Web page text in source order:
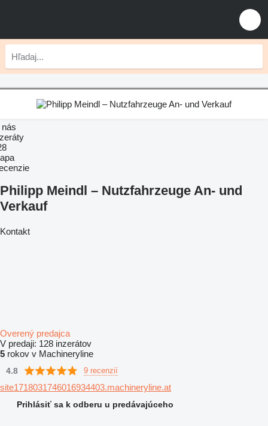
Philipp Meindl – Nutzfahrzeuge An- und
Verkauf
Kontakt
Overený predajca
V predaji: 128 inzerátov
5 rokov v Machineryline
4.8 9 recenzií
site1718031746016934403.machineryline.at
Prihlásiť sa k odberu u predávajúceho